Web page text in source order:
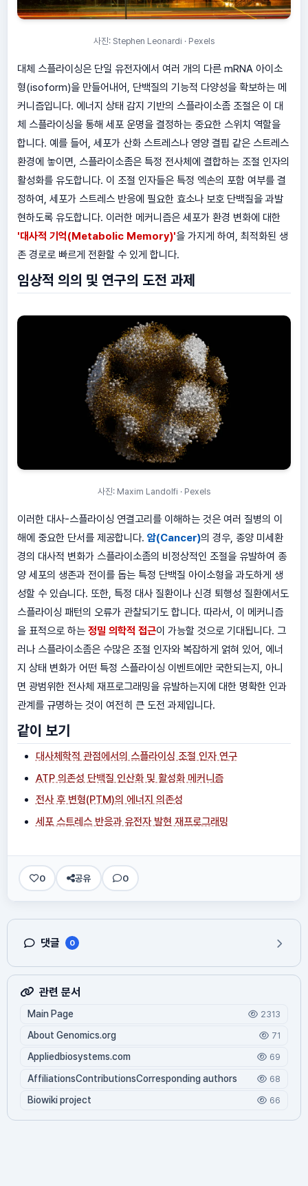
사진: Stephen Leonardi · Pexels
대체 스플라이싱은 단일 유전자에서 여러 개의 다른 mRNA 아이소
형(isoform)을 만들어내어, 단백질의 기능적 다양성을 확보하는 메
커니즘입니다. 에너지 상태 감지 기반의 스플라이소좀 조절은 이 대
체 스플라이싱을 통해 세포 운명을 결정하는 중요한 스위치 역할을
합니다. 예를 들어, 세포가 산화 스트레스나 영양 결핍 같은 스트레스
환경에 놓이면, 스플라이소좀은 특정 전사체에 결합하는 조절 인자의
활성화를 유도합니다. 이 조절 인자들은 특정 엑손의 포함 여부를 결
정하여, 세포가 스트레스 반응에 필요한 효소나 보호 단백질을 과발
현하도록 유도합니다. 이러한 메커니즘은 세포가 환경 변화에 대한
'대사적 기억(Metabolic Memory)'을 가지게 하여, 최적화된 생
존 경로로 빠르게 전환할 수 있게 합니다.
임상적 의의 및 연구의 도전 과제
사진: Maxim Landolfi · Pexels
이러한 대사-스플라이싱 연결고리를 이해하는 것은 여러 질병의 이
해에 중요한 단서를 제공합니다. 암(Cancer)의 경우, 종양 미세환
경의 대사적 변화가 스플라이소좀의 비정상적인 조절을 유발하여 종
양 세포의 생존과 전이를 돕는 특정 단백질 아이소형을 과도하게 생
성할 수 있습니다. 또한, 특정 대사 질환이나 신경 퇴행성 질환에서도
스플라이싱 패턴의 오류가 관찰되기도 합니다. 따라서, 이 메커니즘
을 표적으로 하는 정밀 의학적 접근이 가능할 것으로 기대됩니다. 그
러나 스플라이소좀은 수많은 조절 인자와 복잡하게 얽혀 있어, 에너
지 상태 변화가 어떤 특정 스플라이싱 이벤트에만 국한되는지, 아니
면 광범위한 전사체 재프로그래밍을 유발하는지에 대한 명확한 인과
관계를 규명하는 것이 여전히 큰 도전 과제입니다.
같이 보기
대사체학적 관점에서의 스플라이싱 조절 인자 연구
ATP 의존성 단백질 인산화 및 활성화 메커니즘
전사 후 변형(PTM)의 에너지 의존성
세포 스트레스 반응과 유전자 발현 재프로그래밍
0 공유 0
댓글 0
관련 문서
Main Page 2313
About Genomics.org 71
Appliedbiosystems.com 69
AffiliationsContributionsCorresponding authors 68
Biowiki project 66